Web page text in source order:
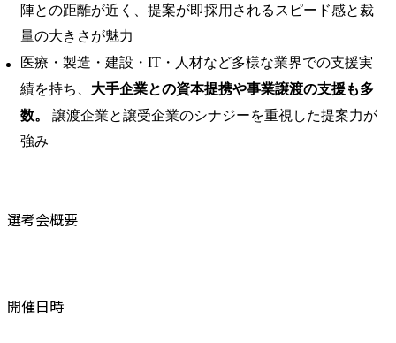
陣との距離が近く、提案が即採用されるスピード感と裁
量の大きさが魅力
医療・製造・建設・IT・人材など多様な業界での支援実
績を持ち、 大手企業との資本提携や事業譲渡の支援も多
数。
譲渡企業と譲受企業のシナジーを重視した提案力が
強み
選考会概要
開催日時